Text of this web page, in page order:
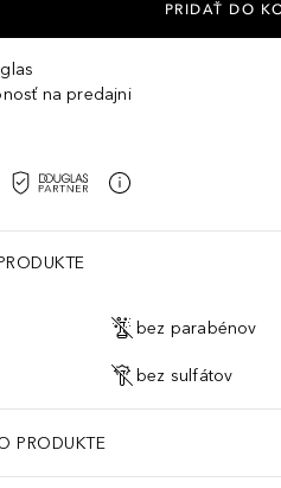
PRIDAŤ DO
na predajni
bez parabénov
bez sulfátov
PRODUKTE